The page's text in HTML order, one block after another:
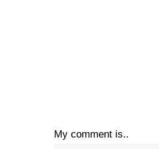
My comment is..